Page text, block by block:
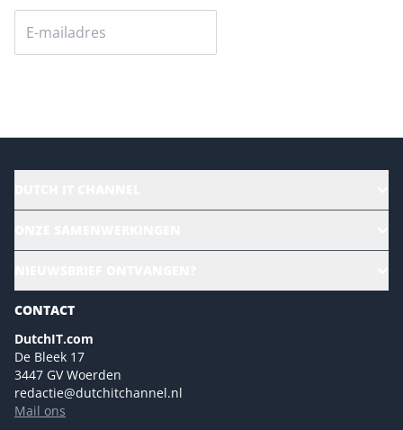
Magazines
Marketingmogelijkheden 2026
Eventmogelijkheden 2026
Advertising opportunities 2026 ENG
Event opportunities 2026 ENG
NL Digital
CONTACT
DutchIT.com
De Bleek 17
3447 GV Woerden
redactie@dutchitchannel.nl
Mail ons